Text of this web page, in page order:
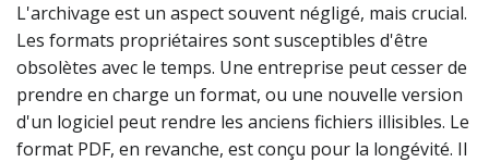
L'archivage est un aspect souvent négligé, mais crucial.
Les formats propriétaires sont susceptibles d'être
obsolètes avec le temps. Une entreprise peut cesser de
prendre en charge un format, ou une nouvelle version
d'un logiciel peut rendre les anciens fichiers illisibles. Le
format PDF, en revanche, est conçu pour la longévité. Il